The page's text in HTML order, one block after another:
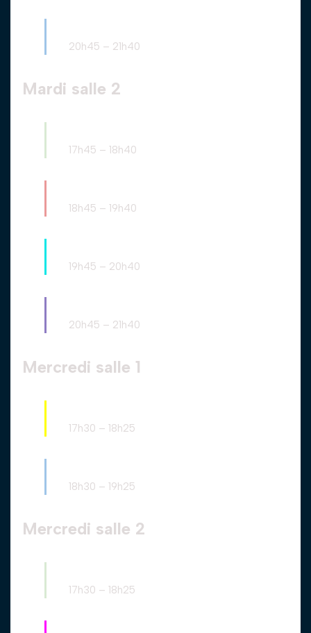
20h45 – 21h40
Mardi salle 2
17h45 – 18h40
18h45 – 19h40
19h45 – 20h40
20h45 – 21h40
Mercredi salle 1
17h30 – 18h25
18h30 – 19h25
Mercredi salle 2
17h30 – 18h25